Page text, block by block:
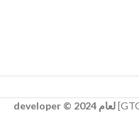
لعام 2024 © developer